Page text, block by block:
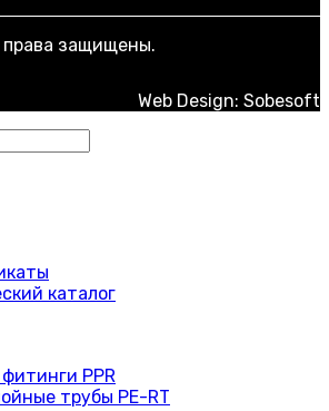
защищены.
Web Design: Sobesoft
каталог
PPR
трубы PE-RT